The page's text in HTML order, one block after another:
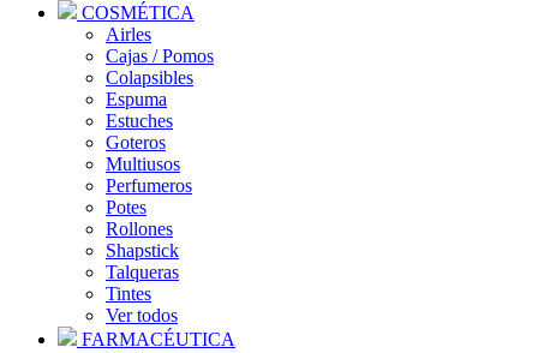
COSMÉTICA
Airles
Cajas / Pomos
Colapsibles
Espuma
Estuches
Goteros
Multiusos
Perfumeros
Potes
Rollones
Shapstick
Talqueras
Tintes
Ver todos
FARMACÉUTICA